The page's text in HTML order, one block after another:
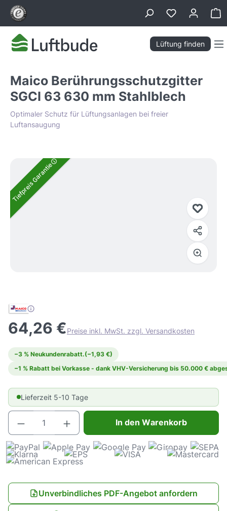
springen
Lüftung finden
Maico Berührungsschutzgitter
SGCI 63 630 mm Stahlblech
Optimaler Schutz für Lüftungsanlagen bei freier
Luftansaugung
Bildergalerie überspringen
Tiefpreis Garantie
64,26 €Preise inkl. MwSt. zzgl. Versandkosten
−3 % Neukundenrabatt.(−1,93 €)
−1 % Rabatt bei Vorkasse - dank VHV-Versicherung bis 50.000 €
Lieferzeit 5-10 Tage
Produkt Anzahl: Gib den gewünschten
In den Warenkorb
Unverbindliches PDF-Angebot anfordern